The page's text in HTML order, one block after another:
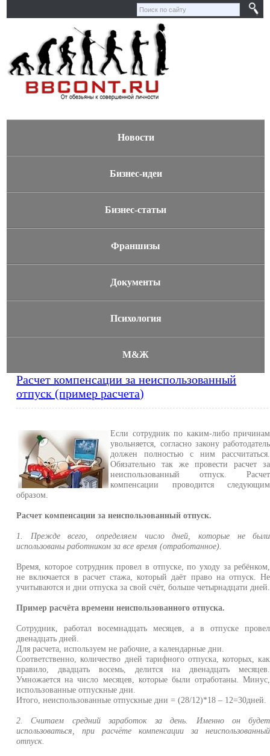
Новости
Бизнес-идеи
Бизнес-статьи
Франшизы
Документы
Психология
М&Ж
Расчет компенсации за неиспользованный
отпуск (пример расчета)
Если сотрудник по каким-либо причинам
увольняется, согласно закону работодатель
должен полностью с ним рассчитаться.
Обязательно так же провести расчет за
неиспользованный отпуск. Расчет
компенсации проводится следующим
образом.
Расчет компенсации за неиспользованный отпуск.
1. Прежде всего, определяем число дней, которые не были
использованы работником за все время (отработанное).
Время, которое сотрудник провел в отпуске, по уходу за ребёнком,
не включается в расчет стажа, который даёт право на отпуск. Не
учитываются и дни отпуска за свой счёт, больше четырнадцати дней.
Пример расчёта времени неиспользованного отпуска.
Сотрудник, работал восемнадцать месяцев, а в отпуске провел
двенадцать дней.
Для расчета, используем не рабочие, а календарные дни.
Соответственно, количество дней тарифного отпуска, которых, как
правило, двадцать восемь, делится на двенадцать месяцев.
Умножается на число месяцев, которые были отработаны. Минус,
использованные отпускные дни.
Итого, неиспользованные отпускные дни = (28/12)*18 – 12=30дней.
2. Считаем средний заработок за день. Именно он будет
использоваться, при расчёте компенсации за неиспользованный
отпуск.